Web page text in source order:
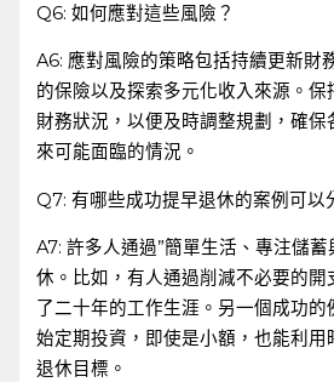
Q6: 如何應對這些風險？
A6:⁢ 應對風險的策略包括持續更新財
的保險以及探索多元化收入來源。保
財務狀況，以便及時調整規劃，確保
來可能面臨的情況。
Q7: ‍有哪些成功提早退休的案例可以
A7: ​許多人通過”簡單生活、專注儲
休。比如，有人通過削減不必要的開
了二十年的工作生涯。另一個成功
始定期投資，即使是小額，也能利用
退休目標。